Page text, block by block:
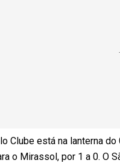
Clube está na lanterna
o Mirassol, por 1 a 0. O